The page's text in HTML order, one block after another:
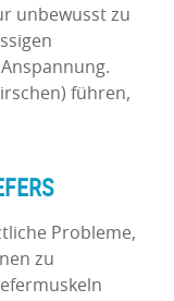
unbewusst zu
führen,
Probleme,
zu